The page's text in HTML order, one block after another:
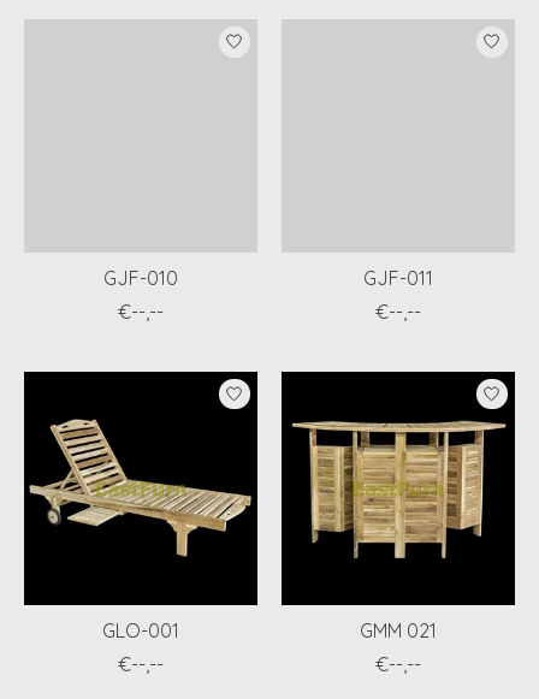
GJF-010
€--,--
GJF-011
€--,--
GLO-001
€--,--
GMM 021
€--,--